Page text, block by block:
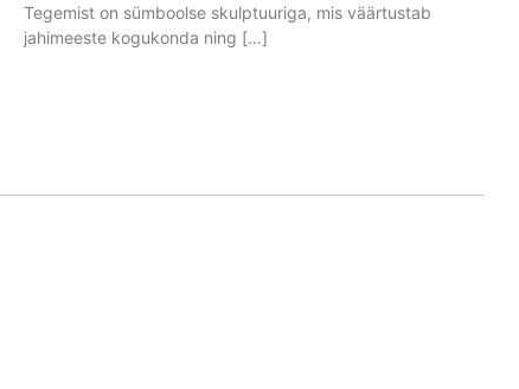
Tegemist on sümboolse skulptuuriga, mis väärtustab
jahimeeste kogukonda ning […]